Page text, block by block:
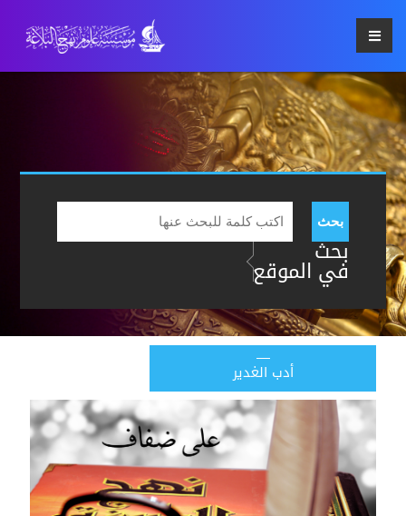
بحث
بحث
في الموقع
أدب الغدير